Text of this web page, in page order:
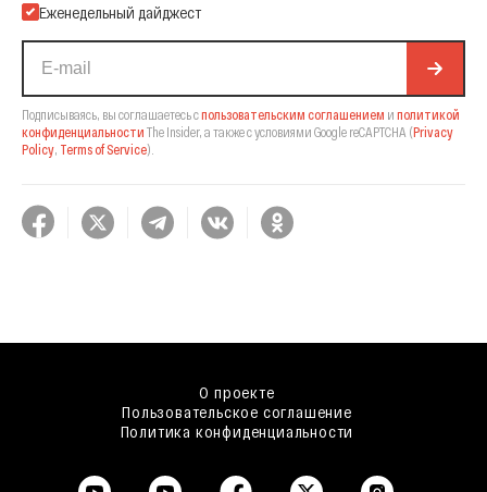
Еженедельный дайджест
Подписываясь, вы соглашаетесь спользовательским соглашением и политикой
конфиденциальности The Insider, а также с условиями Google reCAPTCHA (Privacy
Policy, Terms of Service).
О проекте
Пользовательское соглашение
Политика конфиденциальности